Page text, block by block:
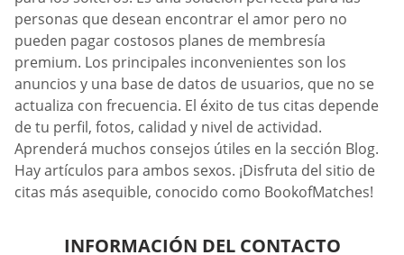
Revisar el sitio web de citas BookofMatches fue
agradable y problemático. Este sitio gratuito ofrece
excelentes oportunidades de búsqueda y mensajería
para los solteros. Es una solución perfecta para las
pueden pagar costosos planes de membresía